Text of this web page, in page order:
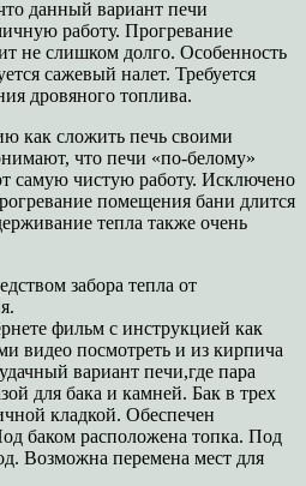
данный вариант печи
работу. Прогревание
не слишком долго. Особенность
сажевый налет. Требуется
дровяного топлива.
как сложить печь своими
что печи «по-белому»
самую чистую работу. Исключено
помещения бани длится
тепла также очень
забора тепла от
фильм с инструкцией как
видео посмотреть и из кирпича
вариант печи,где пара
для бака и камней. Бак в трех
кладкой. Обеспечен
баком расположена топка. Под
Возможна перемена мест для